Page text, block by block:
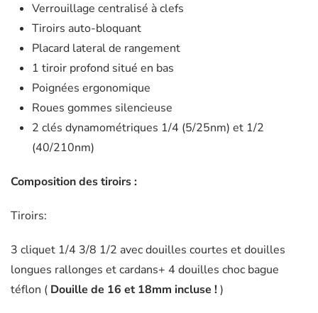
Verrouillage centralisé à clefs
Tiroirs auto-bloquant
Placard lateral de rangement
1 tiroir profond situé en bas
Poignées ergonomique
Roues gommes silencieuse
2 clés dynamométriques 1/4 (5/25nm) et 1/2
(40/210nm)
Composition des tiroirs :
Tiroirs:
3 cliquet 1/4 3/8 1/2 avec douilles courtes et douilles
longues rallonges et cardans+ 4 douilles choc bague
téflon ( Douille de 16 et 18mm incluse !)